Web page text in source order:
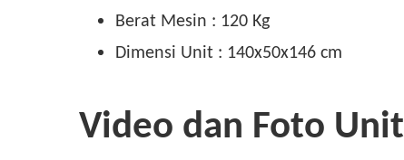
Berat Mesin : 120 Kg
Dimensi Unit : 140x50x146 cm
Video dan Foto Unit